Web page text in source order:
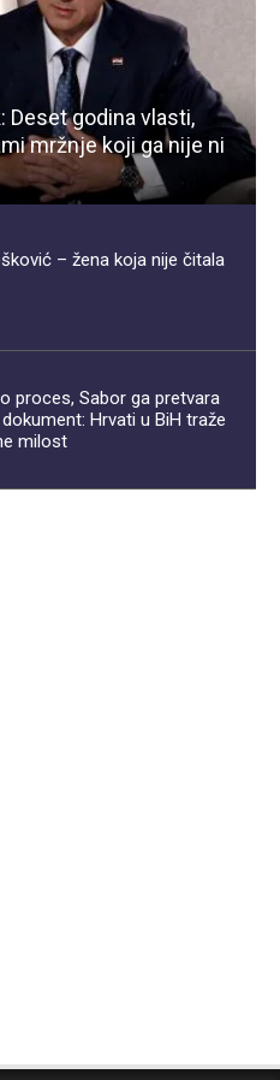
Deset godina vlasti,
mržnje koji ga nije ni
– žena koja nije čitala
proces, Sabor ga pretvara
Hrvati u BiH traže
milost